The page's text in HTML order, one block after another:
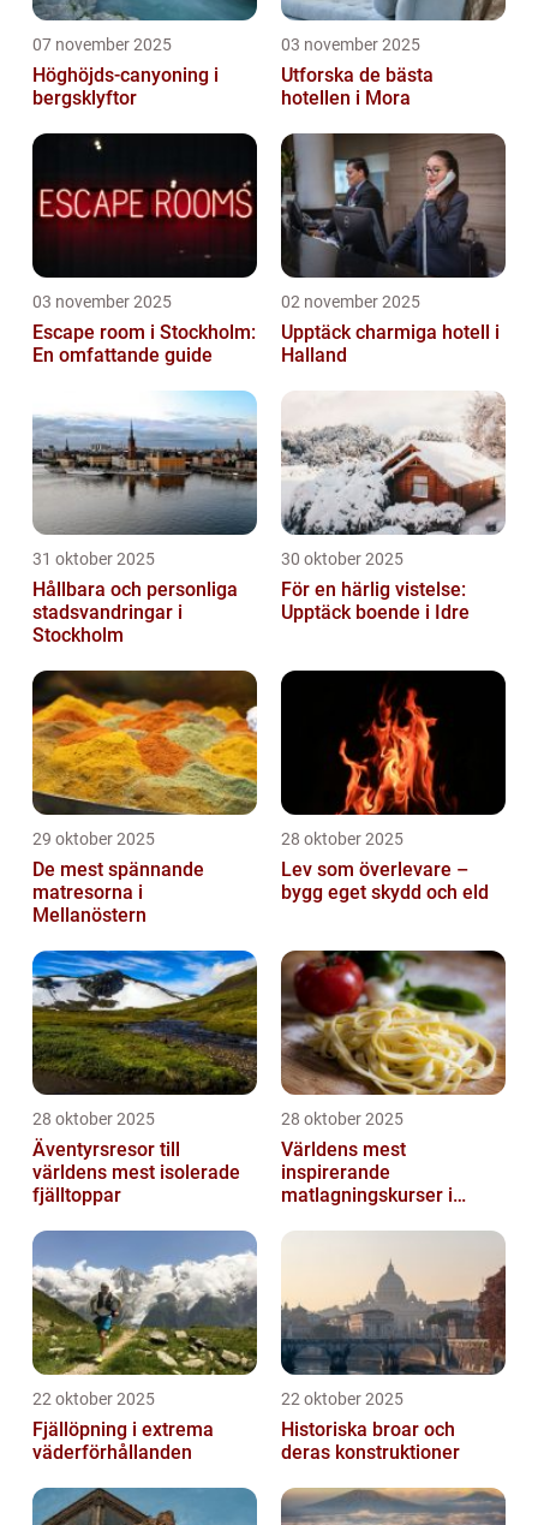
07 november 2025
Höghöjds-canyoning i
bergsklyftor
03 november 2025
Utforska de bästa
hotellen i Mora
03 november 2025
Escape room i Stockholm:
En omfattande guide
02 november 2025
Upptäck charmiga hotell i
Halland
31 oktober 2025
Hållbara och personliga
stadsvandringar i
Stockholm
30 oktober 2025
För en härlig vistelse:
Upptäck boende i Idre
29 oktober 2025
De mest spännande
matresorna i
Mellanöstern
28 oktober 2025
Lev som överlevare –
bygg eget skydd och eld
28 oktober 2025
Äventyrsresor till
världens mest isolerade
fjälltoppar
28 oktober 2025
Världens mest
inspirerande
matlagningskurser i
22 oktober 2025
Fjällöpning i extrema
väderförhållanden
22 oktober 2025
Historiska broar och
deras konstruktioner